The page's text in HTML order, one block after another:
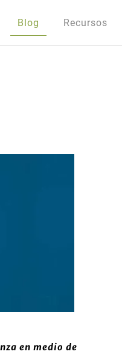
Blog Recursos
en medio de